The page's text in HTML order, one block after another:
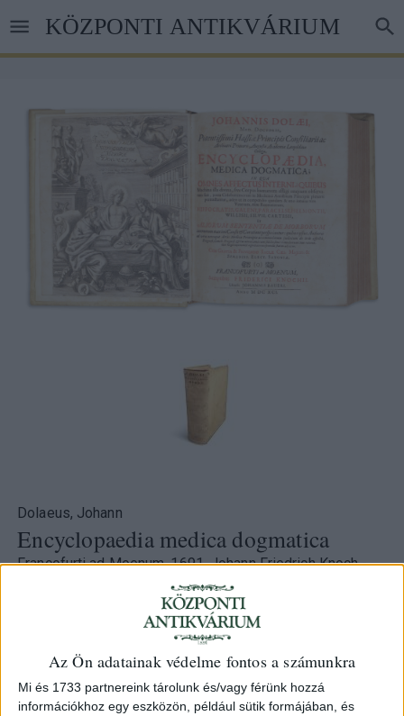
Az Ön adatainak védelme fontos a számunkra
Mi és 1733 partnereink tárolunk és/vagy férünk hozzá
információkhoz egy eszközön, például sütik formájában, és
to
main
KÖZPONTI ANTIKVÁRIUM
Dolaeus, Johann
Encyclopaedia medica dogmatica
Francofurti ad Moenum, 1691. Johann Friedrich Knoch -
Category:Medicine
ID